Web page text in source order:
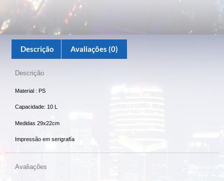
Descrição Avaliações (0)
Descrição
Material : PS
Capacidade: 10 L
Medidas 29x22cm
Impressão em serigrafía
Avaliações